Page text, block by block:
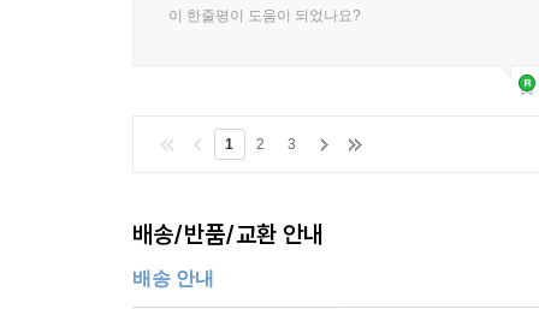
이 한줄평이 도움이 되었나요?
1 2 3
배송/반품/교환 안내
배송 안내